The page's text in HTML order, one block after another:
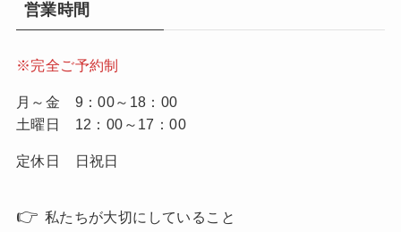
営業時間
※完全ご予約制
月～金 9：00～18：00
土曜日 12：00～17：00
定休日 日祝日
👉 私たちが大切にしていること